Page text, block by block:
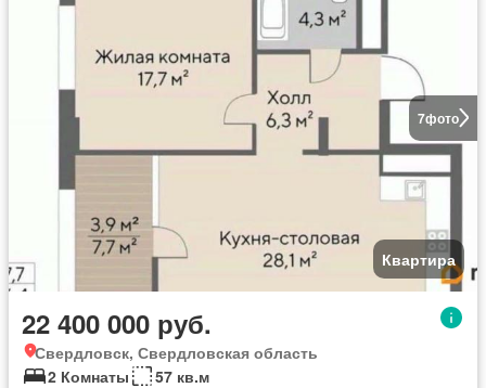
7фото
Квартира
22 400 000 руб.
Свердловск, Свердловская область
2 Комнаты
57 кв.м